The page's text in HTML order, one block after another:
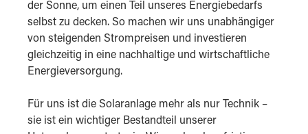
der Sonne, um einen Teil unseres Energiebedarfs
selbst zu decken. So machen wir uns unabhängiger
von steigenden Strompreisen und investieren
gleichzeitig in eine nachhaltige und wirtschaftliche
Energieversorgung.
Für uns ist die Solaranlage mehr als nur Technik –
sie ist ein wichtiger Bestandteil unserer